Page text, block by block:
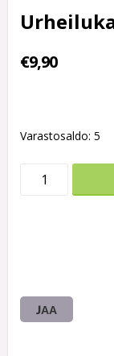
€9,90
Varastosaldo: 5
JAA